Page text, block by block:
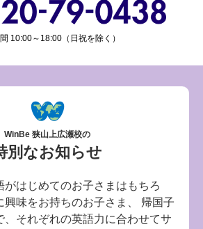
10:00～18:00（日祝を除く）
WinBe 狭山上広瀬校の
別なお知らせ
がはじめてのお子さまはもちろ
興味をお持ちのお子さま、 帰国子
、それぞれの英語力に合わせてサ